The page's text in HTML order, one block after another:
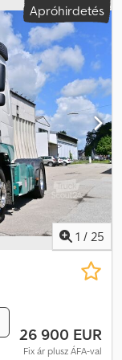
Apróhirdetés
1 / 25
26 900 EUR
Fix ár plusz ÁFA-val